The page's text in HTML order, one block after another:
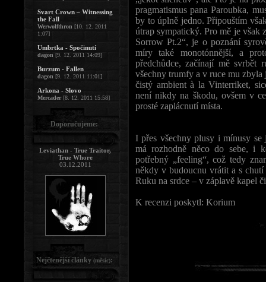
pragmatismus pana Paroubka,
by to úplně jedno. Připouštím
útrap sympatický. Pro mě je však
Sorrow Pt.2“, je o poznání
míry také monotónnější, a
předchůdce, začínají mě svrbět
všechny trumfy a v ruce mu
čistý ambient à la Vinterriket,
není nikdy na škodu, ovšem v
prosté zaplácnutí místa.
I přes všechny plusy i mínusy
má rozhodně něco do sebe, i
potřebný „feeling“, což tedy
někdy v budoucnu vrátit a s
Ruku na srdce – v záplavě kapel
K recenzi poskytl: Korium
Svart Crown – Witnessing
the Fall
Werwolfthron [10. 12. 2011
1:07]
Umbrtka - Spočinutí
dagon [9. 12. 2011 14:09]
Burzum - Fallen
dagon [9. 12. 2011 11:01]
Arkona - Slovo
Mercader[8. 12. 2011 15:58]
Doporučujeme:
Leviathan - True Traitor,
True Whore
03.12.2011
Nejčtenější články (měsíc):